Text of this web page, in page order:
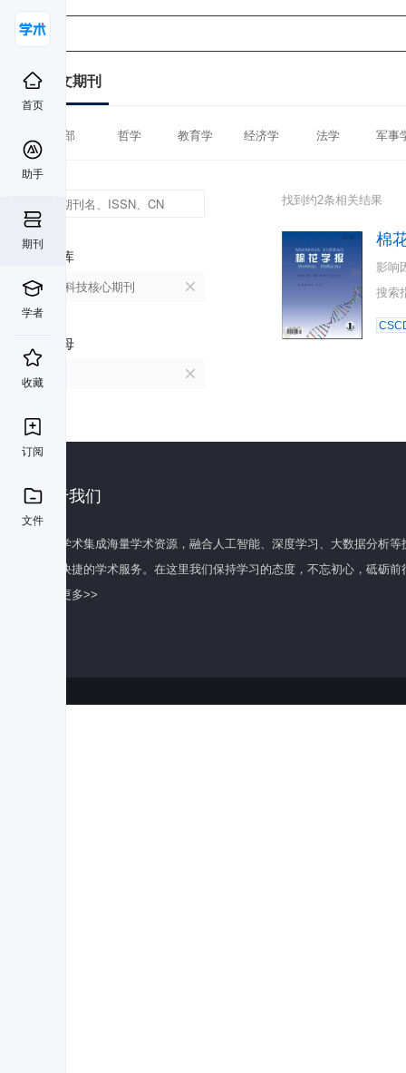
首页
助手
期刊
学者
收藏
订阅
文件
中文期刊
全部 哲学 教育学 经济学 法学 军事
数据库
中国科技核心期刊
首字母
找到约2条相关结果
棉
影响
搜索
关于我们
百度学术集成海量学术资源，融合人工智能、深度学习、大数据分析
全面快捷的学术服务。在这里我们保持学习的态度，不忘初心，砥砺前
了解更多>>